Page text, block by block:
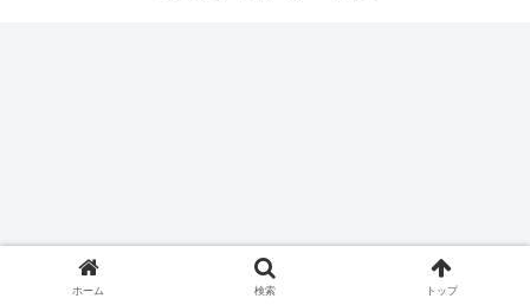
ホーム 検索 トップ